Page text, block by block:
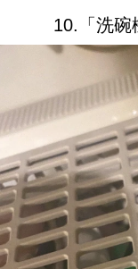
10.「洗碗